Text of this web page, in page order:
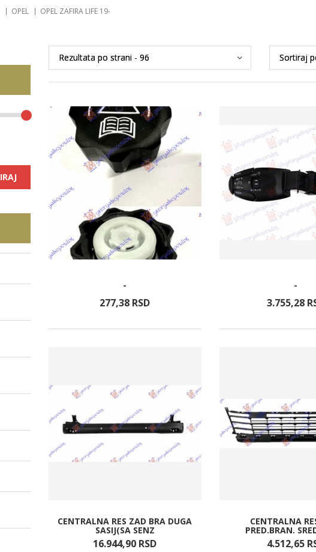
OPEL OPEL ZAFIRA LIFE 19-
-
277,38 RSD
-
3.755,28
CENTRALNA RES ZAD BRA DUGA
SASIJ(SA SENZ
16.944,90 RSD
CENTRALNA
PRED.BRAN.
4.512,65